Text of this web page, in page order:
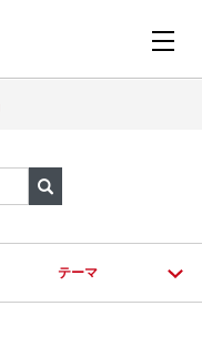
テーマ